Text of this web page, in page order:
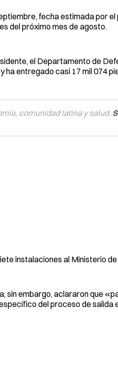
fecha estimada por el
del próximo mes de agosto.
el Departamento de
entregado casi 17 mil 074
comunidad latina y salud.
instalaciones al Ministerio
sin embargo, aclararon que
del proceso de salida